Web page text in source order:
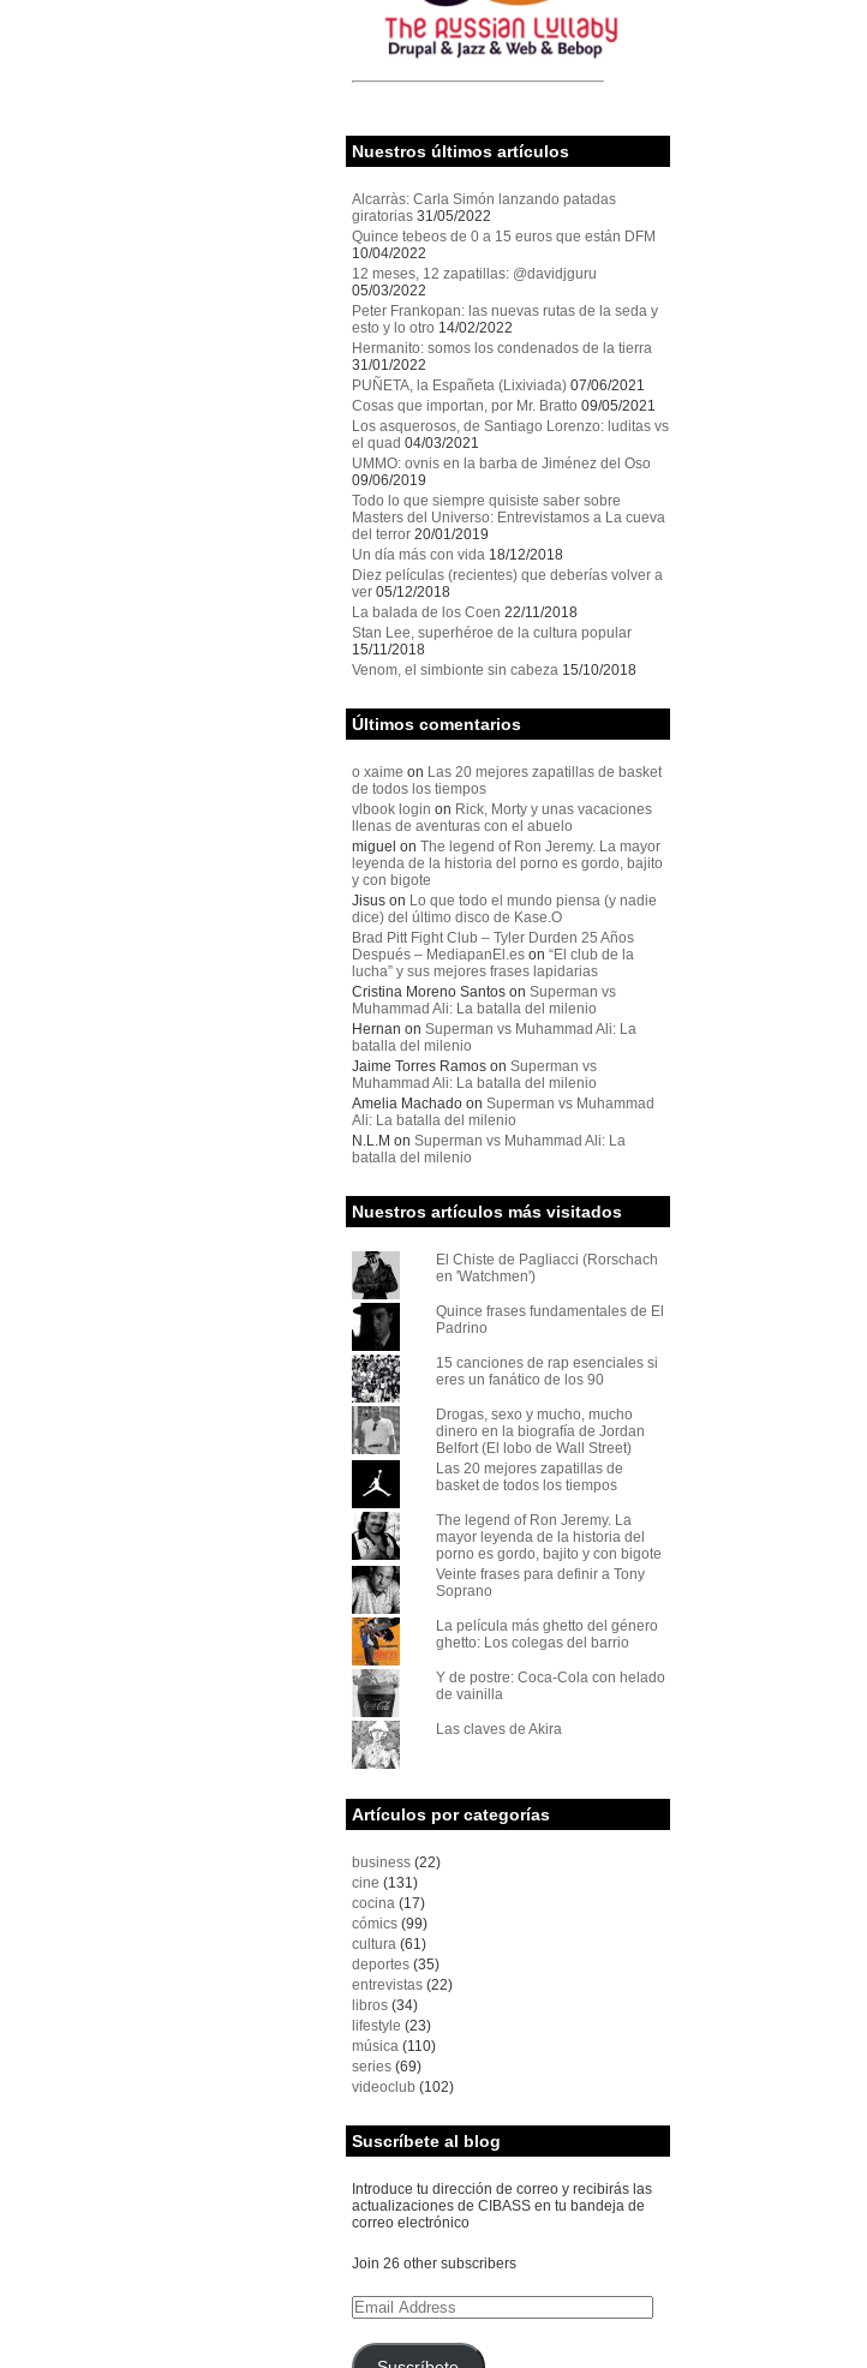
Nuestros últimos artículos
Alcarràs: Carla Simón lanzando patadas
giratorias 31/05/2022
Quince tebeos de 0 a 15 euros que están DFM
10/04/2022
12 meses, 12 zapatillas: @davidjguru
05/03/2022
Peter Frankopan: las nuevas rutas de la seda y
esto y lo otro 14/02/2022
Hermanito: somos los condenados de la tierra
31/01/2022
PUÑETA, la Españeta (Lixiviada) 07/06/2021
Cosas que importan, por Mr. Bratto 09/05/2021
Los asquerosos, de Santiago Lorenzo: luditas vs
el quad 04/03/2021
UMMO: ovnis en la barba de Jiménez del Oso
09/06/2019
Todo lo que siempre quisiste saber sobre
Masters del Universo: Entrevistamos a La cueva
del terror 20/01/2019
Un día más con vida 18/12/2018
Diez películas (recientes) que deberías volver a
ver 05/12/2018
La balada de los Coen 22/11/2018
Stan Lee, superhéroe de la cultura popular
15/11/2018
Venom, el simbionte sin cabeza 15/10/2018
Últimos comentarios
o xaime on Las 20 mejores zapatillas de basket
de todos los tiempos
vlbook login on Rick, Morty y unas vacaciones
llenas de aventuras con el abuelo
miguel on The legend of Ron Jeremy. La mayor
leyenda de la historia del porno es gordo, bajito
y con bigote
Jisuson Lo que todo el mundo piensa (y nadie
dice) del último disco de Kase.O
Brad Pitt Fight Club – Tyler Durden 25 Años
Después – MediapanEl.eson “El club de la
lucha” y sus mejores frases lapidarias
Cristina Moreno Santoson Superman vs
Muhammad Ali: La batalla del milenio
Hernan on Superman vs Muhammad Ali: La
batalla del milenio
Jaime Torres Ramoson Superman vs
Muhammad Ali: La batalla del milenio
Amelia Machadoon Superman vs Muhammad
Ali: La batalla del milenio
N.L.M on Superman vs Muhammad Ali: La
batalla del milenio
Nuestros artículos más visitados
El Chiste de Pagliacci (Rorschach
en 'Watchmen')
Quince frases fundamentales de El
Padrino
15 canciones de rap esenciales si
eres un fanático de los 90
Drogas, sexo y mucho, mucho
dinero en la biografía de Jordan
Belfort (El lobo de Wall Street)
Las 20 mejores zapatillas de
basket de todos los tiempos
The legend of Ron Jeremy. La
mayor leyenda de la historia del
porno es gordo, bajito y con bigote
Veinte frases para definir a Tony
Soprano
La película más ghetto del género
ghetto: Los colegas del barrio
Y de postre: Coca-Cola con helado
de vainilla
Las claves de Akira
Artículos por categorías
business(22)
cine (131)
cocina(17)
cómics(99)
cultura(61)
deportes(35)
entrevistas(22)
libros(34)
lifestyle (23)
música(110)
series(69)
videoclub (102)
Suscríbete al blog
Introduce tu dirección de correo y recibirás las
actualizaciones de CIBASS en tu bandeja de
correo electrónico
Join 26 other subscribers
Email
Address